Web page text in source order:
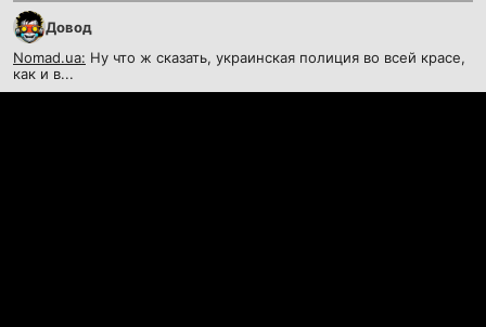
Довод
Nomad.ua: Ну что ж сказать, украинская полиция во всей красе,
как и в...